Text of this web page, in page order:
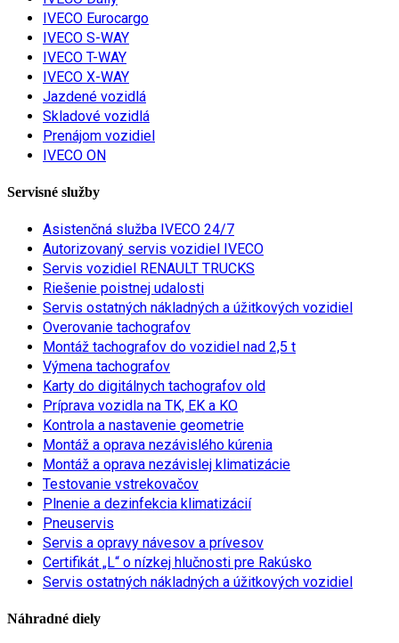
IVECO Eurocargo
IVECO S-WAY
IVECO T-WAY
IVECO X-WAY
Jazdené vozidlá
Skladové vozidlá
Prenájom vozidiel
IVECO ON
Servisné služby
Asistenčná služba IVECO 24/7
Autorizovaný servis vozidiel IVECO
Servis vozidiel RENAULT TRUCKS
Riešenie poistnej udalosti
Servis ostatných nákladných a úžitkových vozidiel
Overovanie tachografov
Montáž tachografov do vozidiel nad 2,5 t
Výmena tachografov
Karty do digitálnych tachografov old
Príprava vozidla na TK, EK a KO
Kontrola a nastavenie geometrie
Montáž a oprava nezávislého kúrenia
Montáž a oprava nezávislej klimatizácie
Testovanie vstrekovačov
Plnenie a dezinfekcia klimatizácií
Pneuservis
Servis a opravy návesov a prívesov
Certifikát „L“ o nízkej hlučnosti pre Rakúsko
Servis ostatných nákladných a úžitkových vozidiel
Náhradné diely